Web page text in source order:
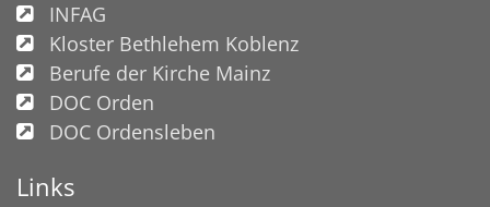
INFAG
Kloster Bethlehem Koblenz
Berufe der Kirche Mainz
DOC Orden
DOC Ordensleben
Links